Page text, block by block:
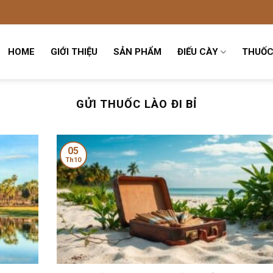
HOME GIỚI THIỆU SẢN PHẨM ĐIẾU CÀY
GỬI THUỐC LÀO ĐI BỈ
05
Th10